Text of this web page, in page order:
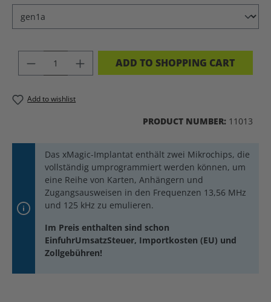
PRODUCT QUANTITY: ENTER THE
ADD TO SHOPPING CART
Add to wishlist
PRODUCT NUMBER: 11013
Das xMagic-Implantat enthält zwei Mikrochips, die
vollständig umprogrammiert werden können, um
eine Reihe von Karten, Anhängern und
Zugangsausweisen in den Frequenzen 13,56 MHz
und 125 kHz zu emulieren.
Im Preis enthalten sind schon
EinfuhrUmsatzSteuer, Importkosten (EU) und
Zollgebühren!